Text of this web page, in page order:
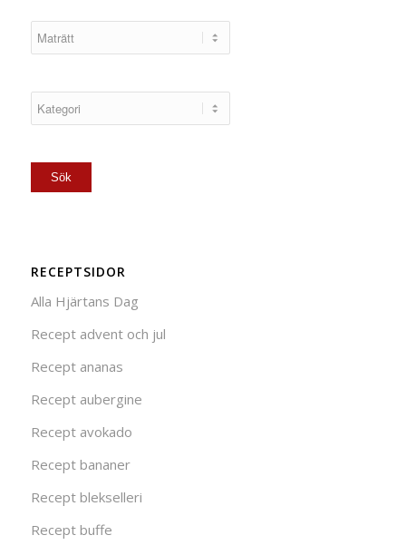
RECEPTSIDOR
Alla Hjärtans Dag
Recept advent och jul
Recept ananas
Recept aubergine
Recept avokado
Recept bananer
Recept blekselleri
Recept buffe